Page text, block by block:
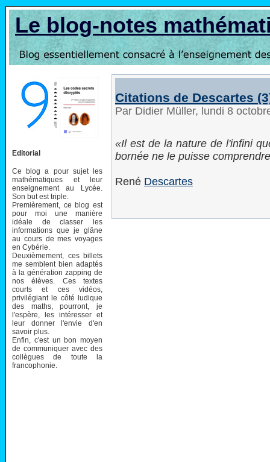
Le blog-notes
Editorial
Ce blog a pour sujet les
mathématiques et leur
enseignement au Lycée.
Son but est triple.
Premièrement, ce blog est
pour moi une manière
idéale de classer les
informations que je glâne
au cours de mes voyages
en Cybérie.
Deuxièmement, ces billets
me semblent bien adaptés
à la génération zapping de
nos élèves. Ces textes
courts et ces vidéos,
privilégiant le côté ludique
des maths, pourront, je
l'espère, les intéresser et
leur donner l'envie d'en
savoir plus.
Enfin, c'est un bon moyen
de communiquer avec des
collègues de toute la
francophonie.
Citations de Descartes
Par Didier Müller, lundi 8
Il est de la nature de l'infini
bornée ne le puisse
René Descartes